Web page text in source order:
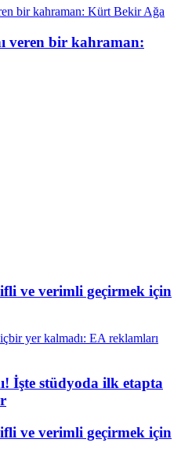
veren bir kahraman:
ve verimli geçirmek için
İşte stüdyoda ilk etapta
ve verimli geçirmek için